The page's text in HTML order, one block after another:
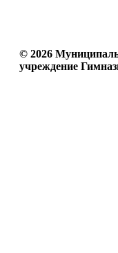
© 2026
учреждение